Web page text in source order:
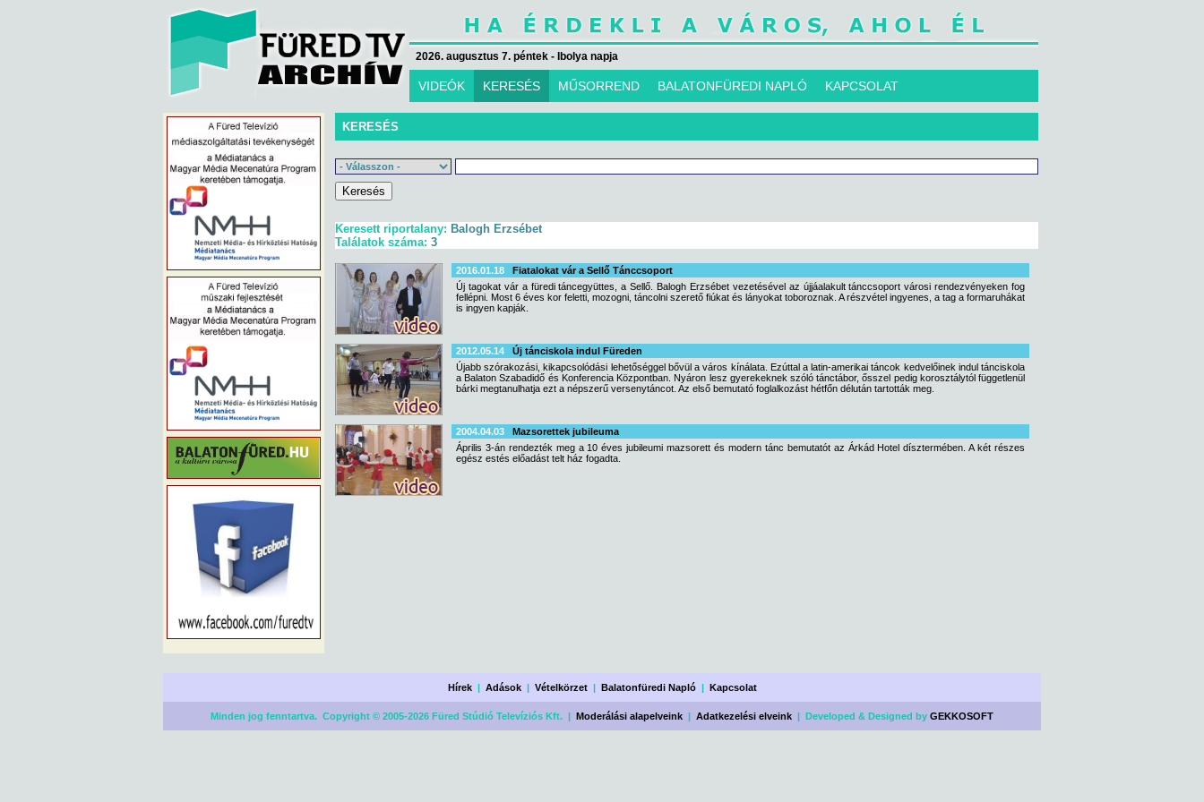
2026. augusztus 7. péntek - Ibolya napja
VIDEÓK KERESÉS MŰSORREND BALATONFÜREDI NAPLÓ KAPCSOLAT
KERESÉS
Keresett riportalany: Balogh Erzsébet
Találatok száma: 3
2016.01.18
Fiatalokat vár a Sellő Tánccsoport
Új tagokat vár a füredi táncegyüttes, a Sellő. Balogh Erzsébet vezetésével az újjáalakult tánccsoport városi rendezvényeken fog
fellépni. Most 6 éves kor feletti, mozogni, táncolni szerető fiúkat és lányokat toboroznak. A részvétel ingyenes, a tag a formaruhákat
is ingyen kapják.
2012.05.14
Új tánciskola indul Füreden
Újabb szórakozási, kikapcsolódási lehetőséggel bővül a város kínálata. Ezúttal a latin-amerikai táncok kedvelőinek indul tánciskola
a Balaton Szabadidő és Konferencia Központban. Nyáron lesz gyerekeknek szóló tánctábor, ősszel pedig korosztálytól függetlenül
bárki megtanulhatja ezt a népszerű versenytáncot. Az első bemutató foglalkozást hétfőn délután tartották meg.
2004.04.03
Mazsorettek jubileuma
Április 3-án rendezték meg a 10 éves jubileumi mazsorett és modern tánc bemutatót az Árkád Hotel dísztermében. A két részes
egész estés előadást telt ház fogadta.
Hírek| Adások| Vételkörzet| Balatonfüredi Napló| Kapcsolat
Minden jog fenntartva. Copyright © 2005-2026 Füred Stúdió Televíziós Kft. | Moderálási alapelveink | Adatkezelési elveink | Developed & Designed by GEKKOSOFT